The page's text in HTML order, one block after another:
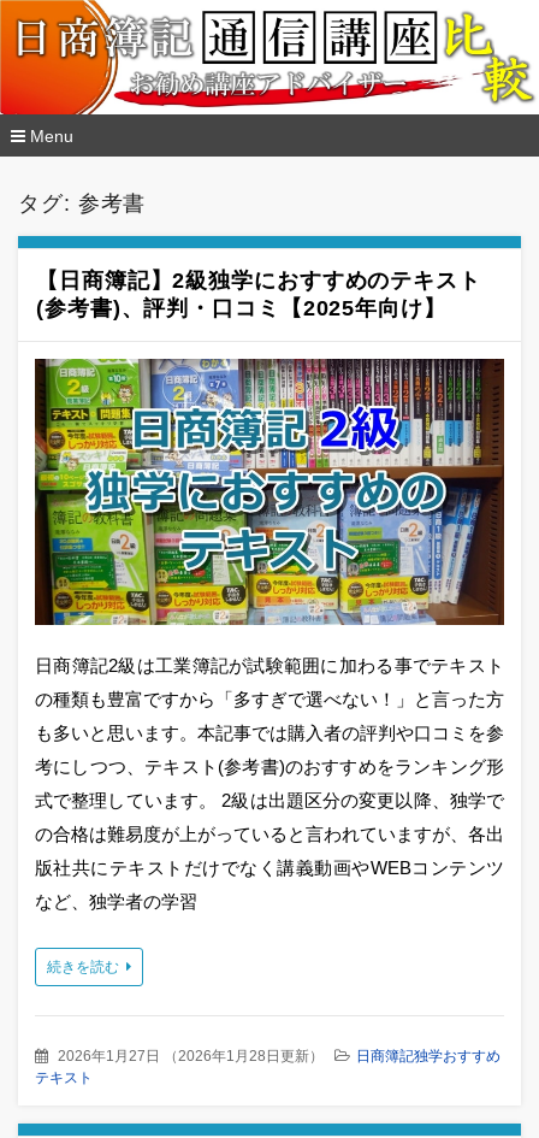
Menu
タグ: 参考書
【日商簿記】2級独学におすすめのテキスト
(参考書)、評判・口コミ【2025年向け】
日商簿記2級は工業簿記が試験範囲に加わる事でテキスト
の種類も豊富ですから「多すぎで選べない！」と言った方
も多いと思います。本記事では購入者の評判や口コミを参
考にしつつ、テキスト(参考書)のおすすめをランキング形
式で整理しています。 2級は出題区分の変更以降、独学で
の合格は難易度が上がっていると言われていますが、各出
版社共にテキストだけでなく講義動画やWEBコンテンツ
など、独学者の学習
続きを読む
2026年1月27日 （ 2026年1月28日更新）
日商簿記独学おすすめ
テキスト